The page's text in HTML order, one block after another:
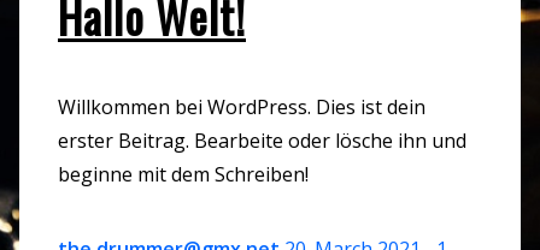
Hallo Welt!
Willkommen bei WordPress. Dies ist dein
erster Beitrag. Bearbeite oder lösche ihn und
beginne mit dem Schreiben!